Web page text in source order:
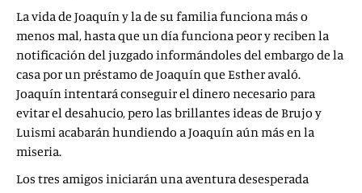
La vida de Joaquín y la de su familia funciona más o
menos mal, hasta que un día funciona peor y reciben la
notificación del juzgado informándoles del embargo de la
casa por un préstamo de Joaquín que Esther avaló.
Joaquín intentará conseguir el dinero necesario para
evitar el desahucio, pero las brillantes ideas de Brujo y
Luismi acabarán hundiendo a Joaquín aún más en la
miseria.
Los tres amigos iniciarán una aventura desesperada